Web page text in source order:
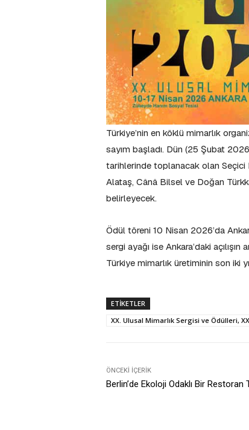
Türkiye’nin en köklü mimarlık
sayım başladı. Dün (25 Şubat
tarihlerinde toplanacak olan Seçici
Alataş, Cânâ Bilsel ve Doğan
belirleyecek.
Ödül töreni 10 Nisan 2026’da
sergi ayağı ise Ankara’daki
Türkiye mimarlık üretiminin son iki
ETIKETLER
XX. Ulusal Mimarlık Sergisi ve Ödülleri,
ÖNCEKI İÇERIK
Berlin’de Ekoloji Odaklı Bir Restoran